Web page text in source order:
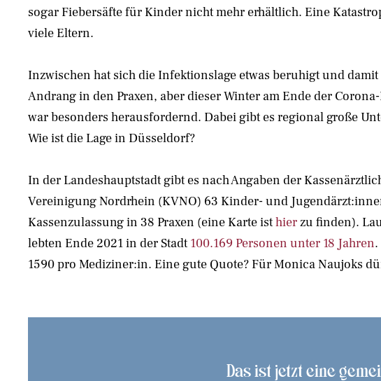
sogar Fiebersäfte für Kinder nicht mehr erhältlich. Eine
viele Eltern.
Inzwischen hat sich die Infektionslage etwas beruhigt und
Andrang in den Praxen, aber dieser Winter am Ende der
war besonders herausfordernd. Dabei gibt es regional große
Wie ist die Lage in Düsseldorf?
In der Landeshauptstadt gibt es nach Angaben der
Vereinigung Nordrhein (KVNO) 63 Kinder- und
Kassenzulassung in 38 Praxen (eine Karte isthierzu finden).
lebten Ende 2021 in der Stadt 100.169 Personen unter 18 Jahren
1590 pro Mediziner:in. Eine gute Quote? Für Monica Naujoks
Das ist jetzt eine